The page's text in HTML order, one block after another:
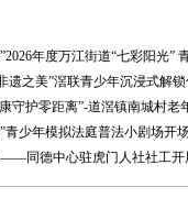
年度万江街道“七彩阳光”
遗之美”滘联青少年沉浸式解
守护零距离”-道滘镇南城村
青少年模拟法庭普法小剧场开
——同德中心驻虎门人社社工